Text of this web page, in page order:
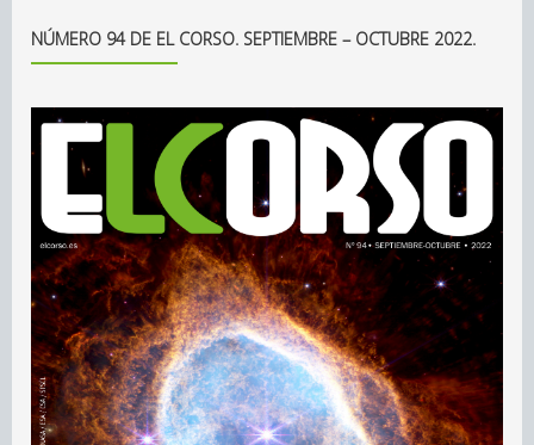
NÚMERO 94 DE EL CORSO. SEPTIEMBRE – OCTUBRE 2022.